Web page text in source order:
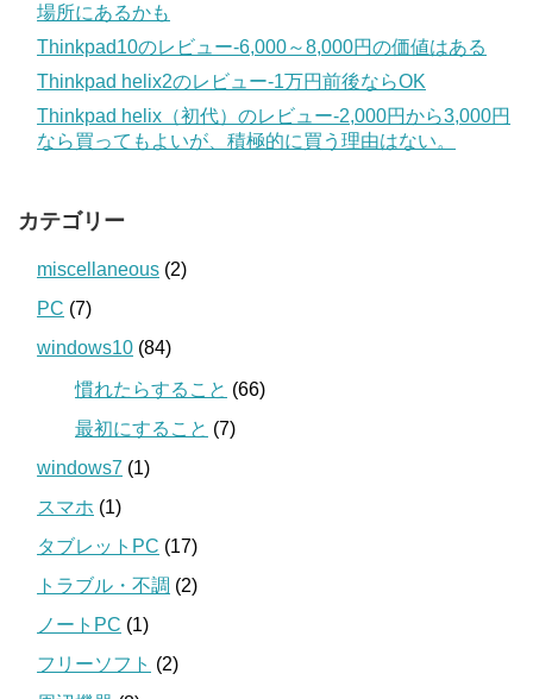
場所にあるかも
Thinkpad10のレビュー‐6,000～8,000円の価値はある
Thinkpad helix2のレビュー‐1万円前後ならOK
Thinkpad helix（初代）のレビュー‐2,000円から3,000円
なら買ってもよいが、積極的に買う理由はない。
カテゴリー
miscellaneous (2)
PC (7)
windows10 (84)
慣れたらすること (66)
最初にすること (7)
windows7 (1)
スマホ (1)
タブレットPC (17)
トラブル・不調 (2)
ノートPC (1)
フリーソフト (2)